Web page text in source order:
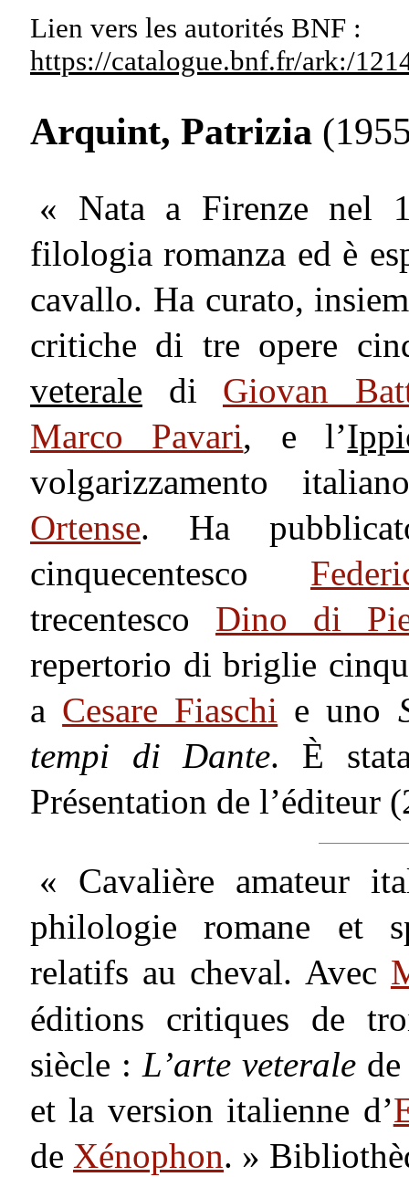
Lien vers les autorités BNF :
https://catalogue.bnf.fr/ark:/
Arquint, Patrizia
« Nata a Firenze nel
filologia romanza ed è
cavallo. Ha curato,
critiche di tre opere
veterale di Giovan
Marco Pavari, e l’
volgarizzamento
Ortense. Ha
cinquecentesco
trecentesco Dino di
repertorio di briglie
a Cesare Fiaschi e uno
tempi di Dante. È
Présentation de l’éditeur
« Cavalière amateur
philologie romane et
relatifs au cheval. Avec
éditions critiques de
siècle : L’arte veterale
et la version italienne d’
de Xénophon. »